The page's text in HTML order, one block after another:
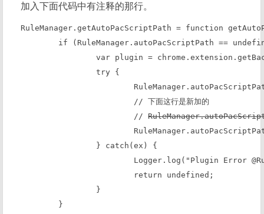
加入下面代码中有注释的那行。
RuleManager.getAutoPacScriptPath = function
		var plugin = chrome.extension.getBackgroundPage().plugin;
		try {
			//